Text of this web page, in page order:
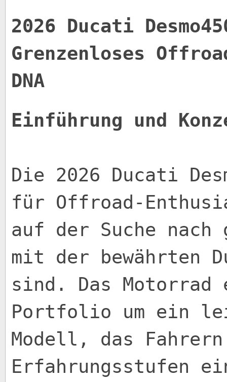
2026 Ducati
Grenzenloses
DNA
Einführung und
Die 2026 Ducati
für Offroad-
auf der Suche nach
mit der bewährten
sind. Das
Portfolio um ein
Modell, das
Erfahrungsstufen